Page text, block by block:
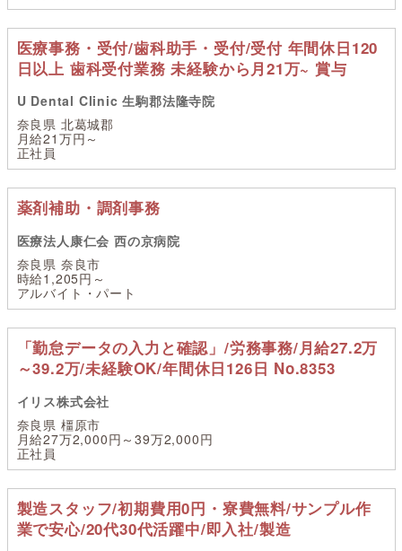
医療事務・受付/歯科助手・受付/受付 年間休日120
日以上 歯科受付業務 未経験から月21万~ 賞与
U Dental Clinic 生駒郡法隆寺院
奈良県 北葛城郡
月給21万円～
正社員
薬剤補助・調剤事務
医療法人康仁会 西の京病院
奈良県 奈良市
時給1,205円～
アルバイト・パート
「勤怠データの入力と確認」/労務事務/月給27.2万
～39.2万/未経験OK/年間休日126日 No.8353
イリス株式会社
奈良県 橿原市
月給27万2,000円～39万2,000円
正社員
製造スタッフ/初期費用0円・寮費無料/サンプル作
業で安心/20代30代活躍中/即入社/製造